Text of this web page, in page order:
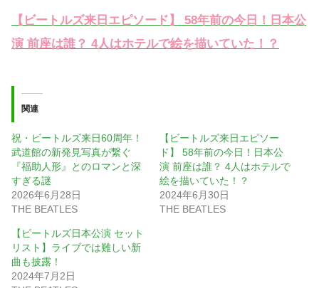
【ビートルズ来日エピソード】 58年前の今日！日本公
演 前座は誰？ 4人はホテルで絵を描いていた！？
関連
祝・ビートルズ来日60周年！
武道館の新発見写真が繋ぐ
『福助人形』とのロマンと深
すぎる謎
2026年6月28日
THE BEATLES
【ビートルズ来日エピソー
ド】 58年前の今日！日本公
演 前座は誰？ 4人はホテルで
絵を描いていた！？
2024年6月30日
THE BEATLES
【ビートルズ日本公演 セット
リスト】ライブでは難しい新
曲も披露！
2024年7月2日